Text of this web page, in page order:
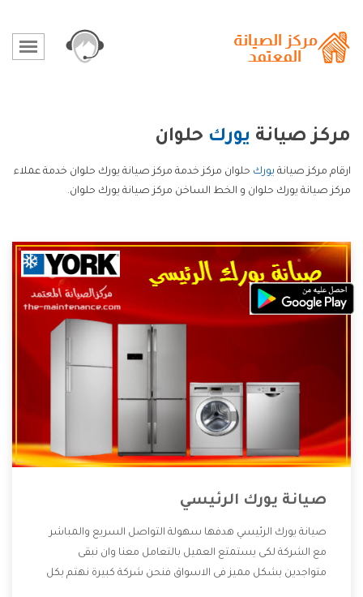
مركز صيانة يورك حلوان
ارقام مركز صيانة يورك حلوان مركز خدمة مركز صيانة يورك حلوان خدمة عملاء
مركز صيانة يورك حلوان و الخط الساخن مركز صيانة يورك حلوان.
صيانة يورك الرئيسي
صيانة يورك الرئيسي هدفها سهولة التواصل السريع والمباشر
مع الشركة لكى يستمتع العميل بالتعامل معنا وان نبقى
متواجدين بشكل مميز فى الاسواق فنحن شركة كبيرة نهتم بكل